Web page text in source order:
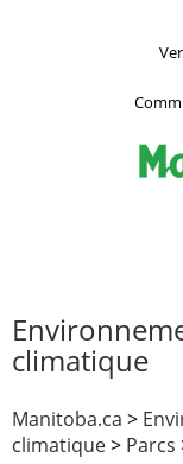
climatique
Manitoba.ca >
climatique> Parcs